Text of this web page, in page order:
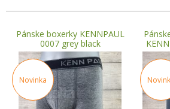
Pánske boxerky KENNPAUL
0007 grey black
Novinka